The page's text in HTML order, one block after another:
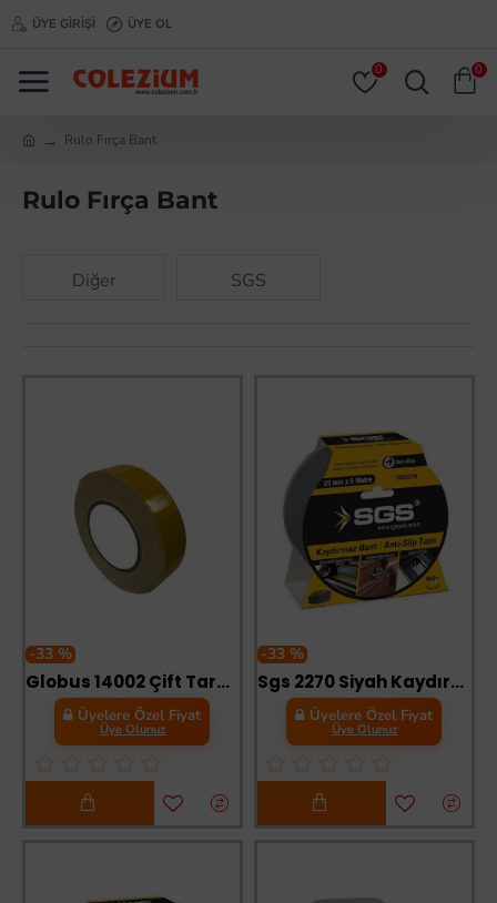
ÜYE GIRIŞI ÜYE OL
0 0
Rulo Fırça Bant
Rulo Fırça Bant
Diğer SGS
-33 %
Globus 14002 Çift Taraflı Köpük Bant 18 mm 2 Metre
Üyelere Özel Fiyat
Üye Olunuz
-33 %
Sgs 2270 Siyah Kaydırmaz Bant 25 mm 5 Metre
Üyelere Özel Fiyat
Üye Olunuz